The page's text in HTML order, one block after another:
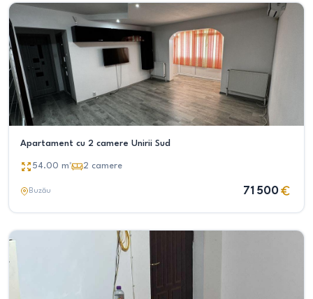
Apartament cu 2 camere Unirii Sud
54.00 m² 2 camere
Buzău 71 500